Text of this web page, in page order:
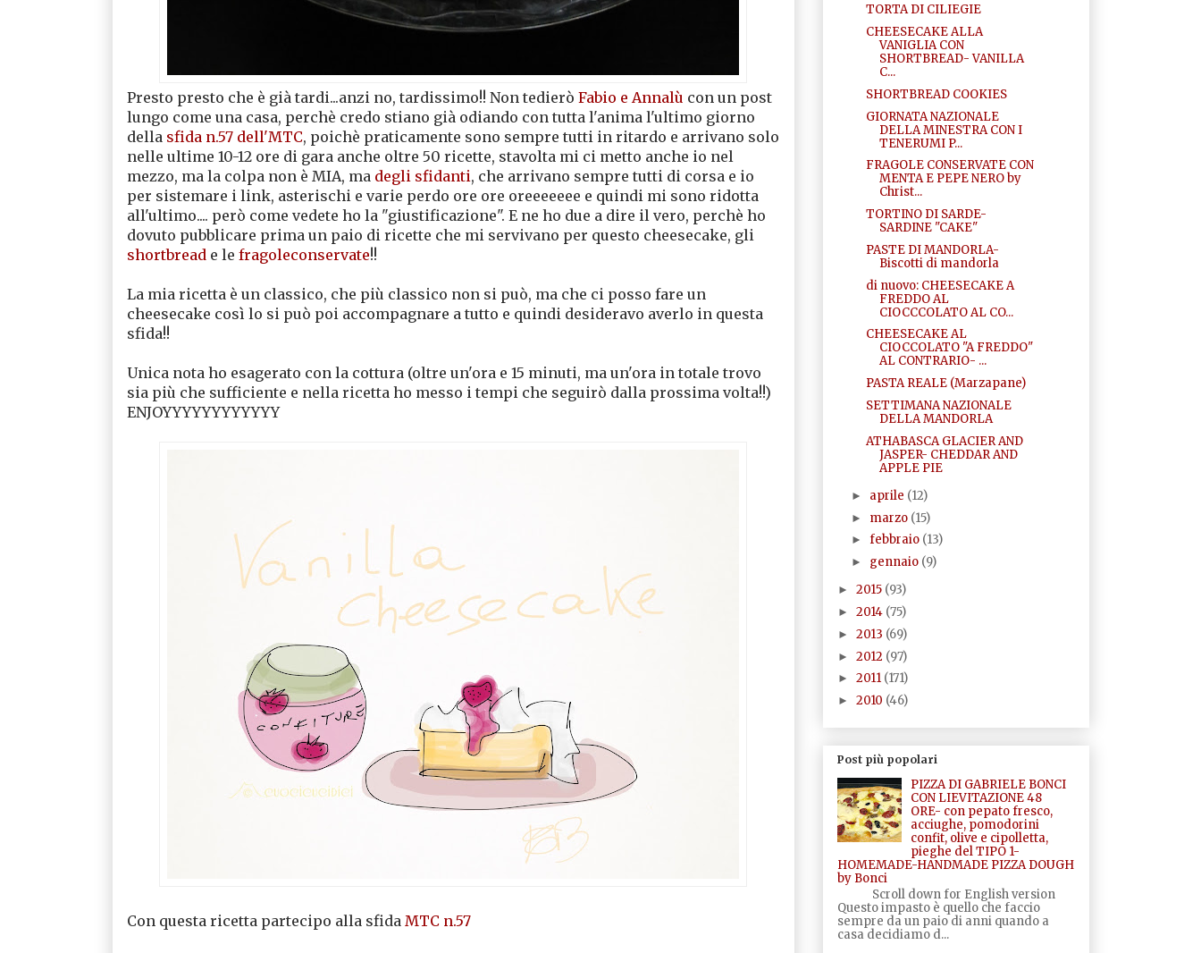
Presto presto che è già tardi...anzi no, tardissimo!! Non tedierò Fabio e Annalù con un post
lungo come una casa, perchè credo stiano già odiando con tutta l'anima l'ultimo giorno
della sfida n.57 dell'MTC, poichè praticamente sono sempre tutti in ritardo e arrivano solo
nelle ultime 10-12 ore di gara anche oltre 50 ricette, stavolta mi ci metto anche io nel
mezzo, ma la colpa non è MIA, ma degli sfidanti, che arrivano sempre tutti di corsa e io
per sistemare i link, asterischi e varie perdo ore ore oreeeeeee e quindi mi sono ridotta
all'ultimo.... però come vedete ho la "giustificazione". E ne ho due a dire il vero, perchè ho
dovuto pubblicare prima un paio di ricette che mi servivano per questo cheesecake, gli
shortbread e le fragoleconservate!!
La mia ricetta è un classico, che più classico non si può, ma che ci posso fare un
cheesecake così lo si può poi accompagnare a tutto e quindi desideravo averlo in questa
sfida!!
Unica nota ho esagerato con la cottura (oltre un'ora e 15 minuti, ma un'ora in totale trovo
sia più che sufficiente e nella ricetta ho messo i tempi che seguirò dalla prossima volta!!)
ENJOYYYYYYYYYYYY
Con questa ricetta partecipo alla sfida MTC n.57
TORTA DI CILIEGIE
CHEESECAKE ALLA
VANIGLIA CON
SHORTBREAD- VANILLA
C...
SHORTBREAD COOKIES
GIORNATA NAZIONALE
DELLA MINESTRA CON I
TENERUMI P...
FRAGOLE CONSERVATE CON
MENTA E PEPE NERO by
Christ...
TORTINO DI SARDE-
SARDINE "CAKE"
PASTE DI MANDORLA-
Biscotti di mandorla
di nuovo: CHEESECAKE A
FREDDO AL
CIOCCCOLATO AL CO...
CHEESECAKE AL
CIOCCOLATO "A FREDDO"
AL CONTRARIO- ...
PASTA REALE (Marzapane)
SETTIMANA NAZIONALE
DELLA MANDORLA
ATHABASCA GLACIER AND
JASPER- CHEDDAR AND
APPLE PIE
► aprile (12)
► marzo (15)
►febbraio (13)
► gennaio (9)
► 2015 (93)
► 2014 (75)
► 2013 (69)
► 2012 (97)
► 2011 (171)
► 2010 (46)
Post più popolari
PIZZA DI GABRIELE BONCI
CON LIEVITAZIONE 48
ORE- con pepato fresco,
acciughe, pomodorini
confit, olive e cipolletta,
pieghe del TIPO 1-
HOMEMADE-HANDMADE PIZZA DOUGH
by Bonci
Scroll down for English version
Questo impasto è quello che faccio
sempre da un paio di anni quando a
casa decidiamo d...